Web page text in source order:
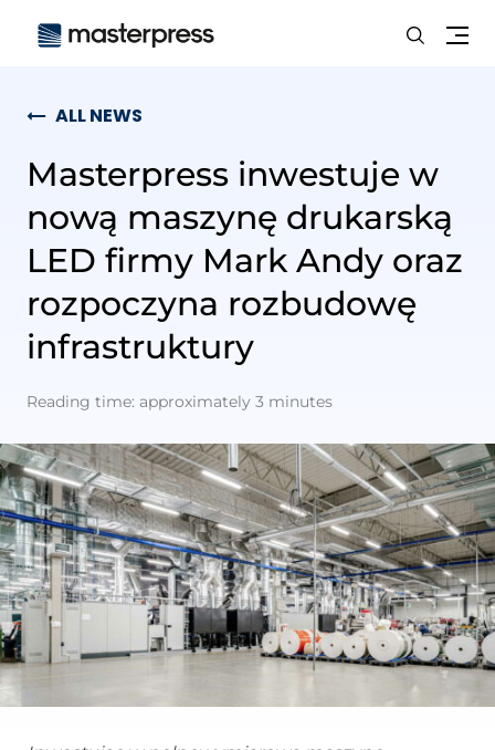
Search
ALL NEWS
Masterpress inwestuje w
nową maszynę drukarską
LED firmy Mark Andy oraz
rozpoczyna rozbudowę
infrastruktury
Reading time: approximately 3 minutes